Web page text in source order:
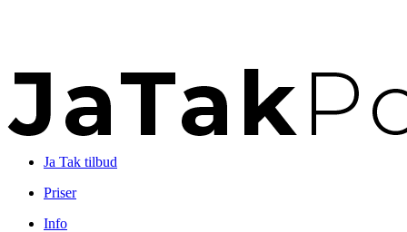
Ja Tak tilbud
Priser
Info